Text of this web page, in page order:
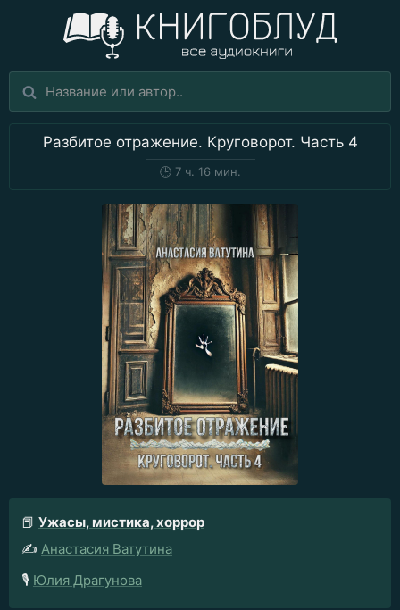
Разбитое отражение. Круговорот. Часть 4
🕒7 ч. 16 мин.
📕 Ужасы, мистика, хоррор
✍️ Анастасия Ватутина
🎙️ Юлия Драгунова